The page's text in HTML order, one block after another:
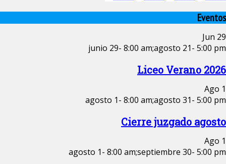
Eventos
Jun 29
junio 29- 8:00 am;agosto 21- 5:00 pm
Liceo Verano 2026
Ago 1
agosto 1- 8:00 am;agosto 31- 5:00 pm
Cierre juzgado agosto
Ago 1
agosto 1- 8:00 am;septiembre 30- 5:00 pm